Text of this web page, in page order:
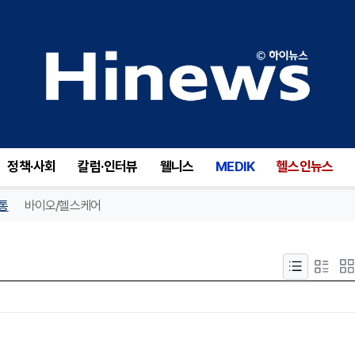
정책·사회 칼럼·인터뷰 웰니스 MEDIK 헬스인뉴스
바이오/헬스케어